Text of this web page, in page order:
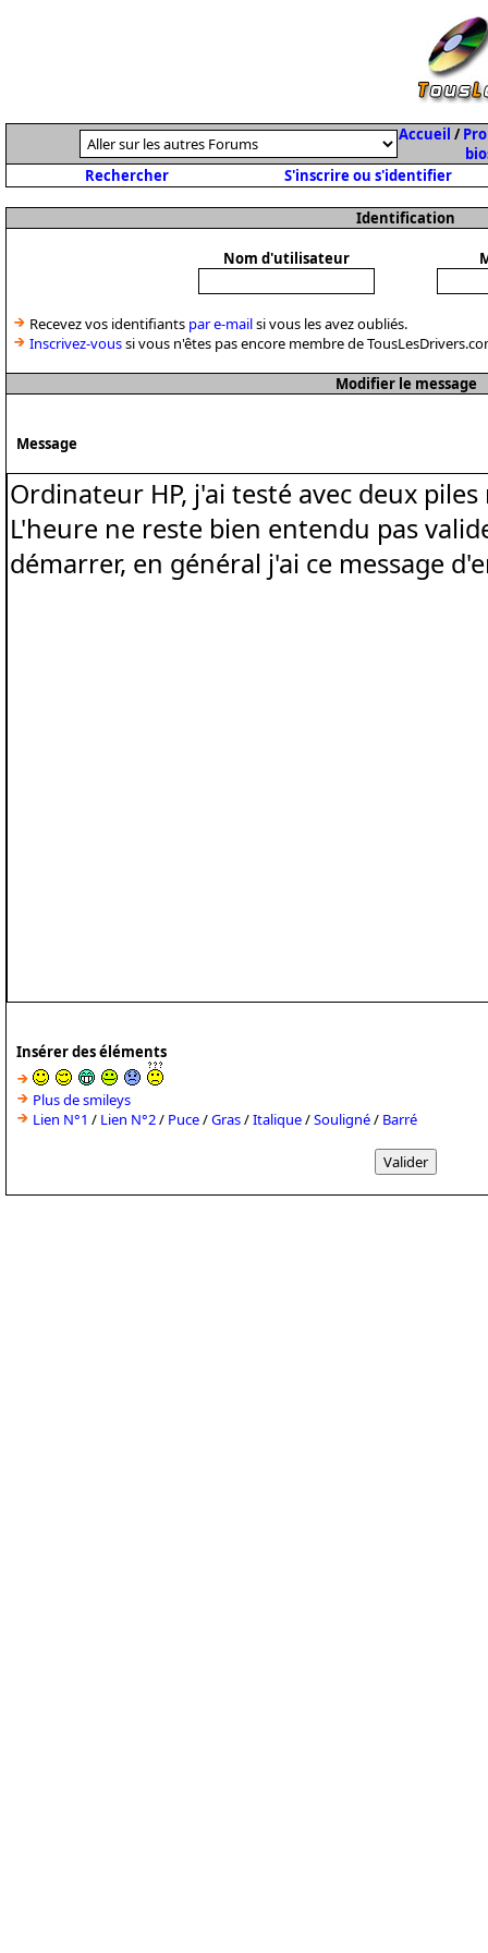
Accueil /
Rechercher
S'inscrire ou s'identifier
Identification
Nom d'utilisateur
Recevez vos identifiants par e-mailsi vous les avez oubliés.
Inscrivez-voussi vous n'êtes pas encore membre de
Modifier le message
Message
Insérer des éléments
Plus de smileys
Lien N°1 / Lien N°2/ Puce/Gras/Italique/Souligné/ Barré